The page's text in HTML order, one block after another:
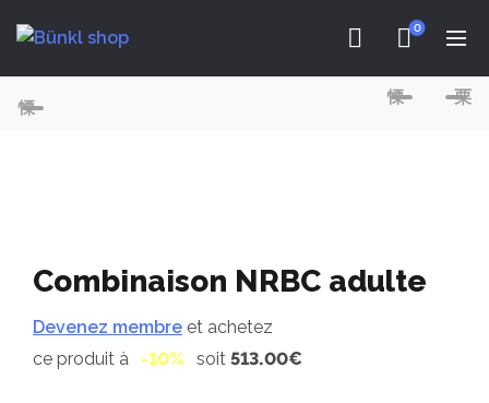
0
Combinaison NRBC adulte
Devenez membre et achetez
ce produit à
-10% soit 513.00€